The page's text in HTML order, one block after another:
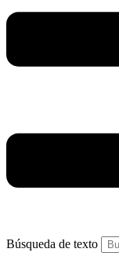
Búsqueda de texto